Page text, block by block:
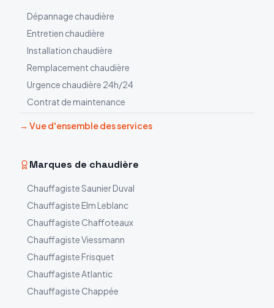
Dépannage chaudière
Entretien chaudière
Installation chaudière
Remplacement chaudière
Urgence chaudière 24h/24
Contrat de maintenance
→ Vue d'ensemble des services
Marques de chaudière
ChauffagisteSaunier Duval
Chauffagiste Elm Leblanc
Chauffagiste Chaffoteaux
ChauffagisteViessmann
Chauffagiste Frisquet
ChauffagisteAtlantic
Chauffagiste Chappée